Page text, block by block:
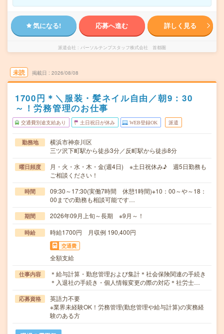
気になる! 応募へ進む 詳しく見る
派遣会社 パーソルテンプスタッフ株式会社 首都圏
未読 掲載日 2026/08/08
1700円＊＼服装・髪ネイル自由／朝9：30
～！労務管理のお仕事
交通費別途支給あり 土日祝日が休み WEB登録OK 派遣
勤務地
横浜市神奈川区
三ツ沢下町駅から徒歩3分／反町駅から徒歩8分
曜日頻度
月・火・水・木・金(週4日) ※土日祝休み♪ 週5日勤務も
ご相談ください！
時間
09:30～17:30(実働7時間 休憩1時間)※10：00～や～18：
00までの勤務も相談可能です…
期間 2026年09月上旬～長期 ※9月～！
時給 時給1700円 月収例 190,400円
交通費
全額支給
仕事内容
＊給与計算・勤怠管理および集計＊社会保険関連の手続き
＊入退社の手続き・個人情報変更の際の対応＊社労士…
応募資格
英語力不要
※業界未経験OK！労務管理(勤怠管理や給与計算)の実務経
験のある方